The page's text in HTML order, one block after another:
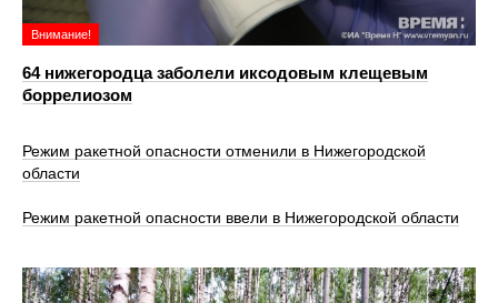
Внимание!
64 нижегородца заболели иксодовым клещевым
боррелиозом
Режим ракетной опасности отменили в Нижегородской
области
Режим ракетной опасности ввели в Нижегородской области